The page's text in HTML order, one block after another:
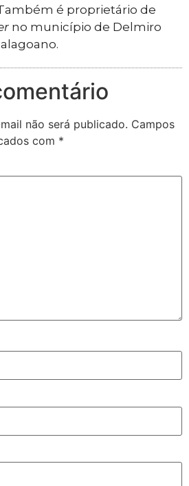
é proprietário de
no município de Delmiro
não será publicado. Campos
com *